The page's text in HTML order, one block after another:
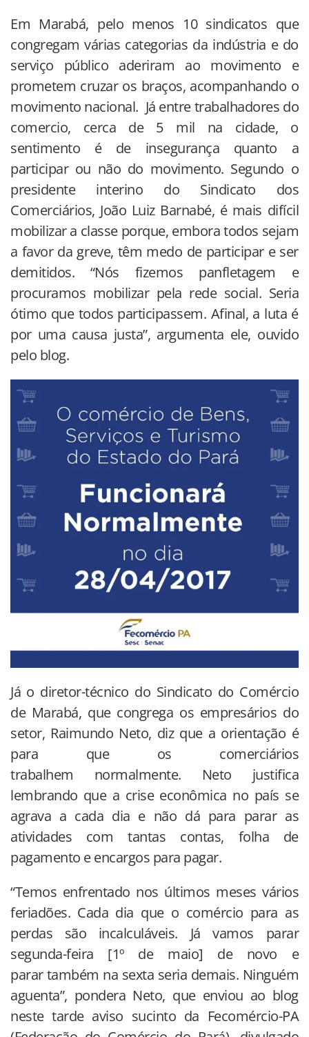
Em Marabá, pelo menos 10 sindicatos que
congregam várias categorias da indústria e do
serviço público aderiram ao movimento e
prometem cruzar os braços, acompanhando o
movimento nacional. Já entre trabalhadores do
comercio, cerca de 5 mil na cidade, o
sentimento é de insegurança quanto a
participar ou não do movimento. Segundo o
presidente interino do Sindicato dos
Comerciários, João Luiz Barnabé, é mais difícil
mobilizar a classe porque, embora todos sejam
a favor da greve, têm medo de participar e ser
demitidos. “Nós fizemos panfletagem e
procuramos mobilizar pela rede social. Seria
ótimo que todos participassem. Afinal, a luta é
por uma causa justa”, argumenta ele, ouvido
pelo blog.
Já o diretor-técnico do Sindicato do Comércio
de Marabá, que congrega os empresários do
setor, Raimundo Neto, diz que a orientação é
para que os comerciários
trabalhem normalmente. Neto justifica
lembrando que a crise econômica no país se
agrava a cada dia e não dá para parar as
atividades com tantas contas, folha de
pagamento e encargos para pagar.
“Temos enfrentado nos últimos meses vários
feriadões. Cada dia que o comércio para as
perdas são incalculáveis. Já vamos parar
segunda-feira [1º de maio] de novo e
parar também na sexta seria demais. Ninguém
aguenta”, pondera Neto, que enviou ao blog
neste tarde aviso sucinto da Fecomércio-PA